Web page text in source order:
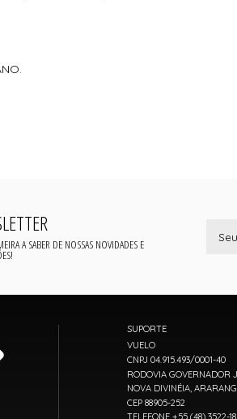
A SABER DE NOSSAS NOVIDADES E
SUPORTE
VUELO
CNPJ 04.915.493/0001-40
RODOVIA GOVERNADOR
NOVA DIVINÉIA,
CEP 88905-252